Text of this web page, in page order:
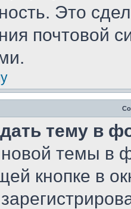
Это
почтовой
тему в
темы в
кнопке в